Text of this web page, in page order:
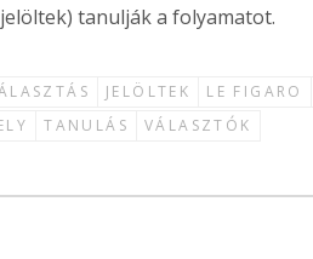
tanulják a folyamatot.
JELÖLTEK LE FIGARO
TANULÁS VÁLASZTÓK